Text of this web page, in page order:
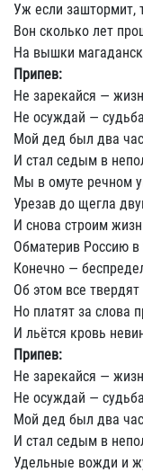
Уж если заштормит,
Вон сколько лет
На вышки
Припев:
Не зарекайся —
Не осуждай —
Мой дед был два
И стал седым в
Мы в омуте речном
Урезав до щегла
И снова строим
Обматерив Россию в
Конечно —
Об этом все
Но платят за слова
И льётся кровь
Припев:
Не зарекайся —
Не осуждай —
Мой дед был два
И стал седым в
Удельные вожди и